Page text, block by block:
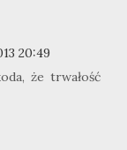
20:49
że trwałość